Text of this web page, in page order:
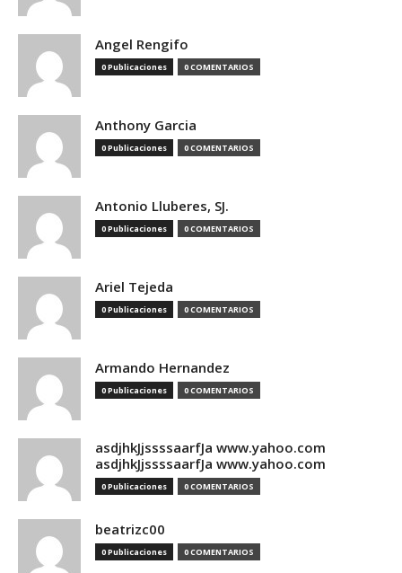
Angel Rengifo
0 Publicaciones 0 COMENTARIOS
Anthony Garcia
0 Publicaciones 0 COMENTARIOS
Antonio Lluberes, SJ.
0 Publicaciones 0 COMENTARIOS
Ariel Tejeda
0 Publicaciones 0 COMENTARIOS
Armando Hernandez
0 Publicaciones 0 COMENTARIOS
asdjhkJjssssaarfJa www.yahoo.com
asdjhkJjssssaarfJa www.yahoo.com
0 Publicaciones 0 COMENTARIOS
beatrizc00
0 Publicaciones 0 COMENTARIOS